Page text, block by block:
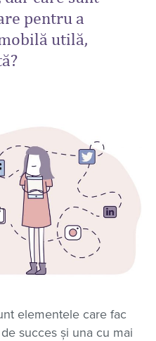
pentru a
utilă,
elementele care fac
succes și una cu mai